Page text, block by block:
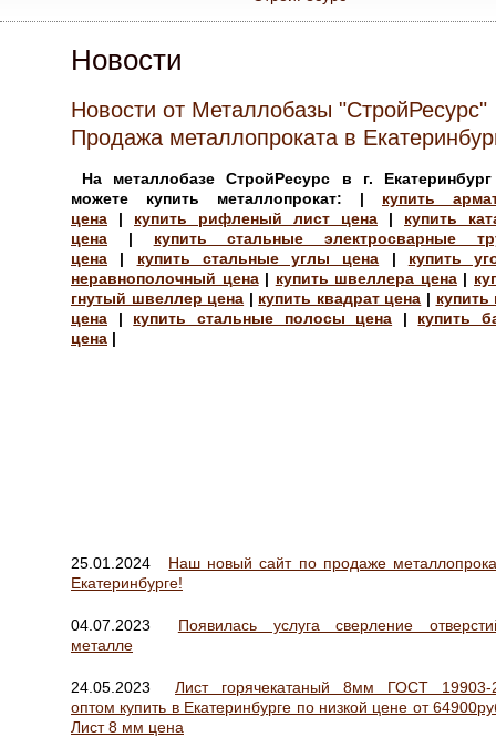
Новости
Новости от Металлобазы "СтройРесурс"
Продажа металлопроката в
На металлобазе СтройРесурс в г.
можете купить металлопрокат: | купить
цена | купить рифленый лист цена | купить
цена | купить стальные электросварные
цена | купить стальные углы цена | купить
неравнополочный цена| купить швеллера цена|
гнутый швеллер цена | купить квадрат цена | купить
цена | купить стальные полосы цена | купить
цена |
25.01.2024
Наш новый сайт по продаже
Екатеринбурге!
04.07.2023
Появилась услуга сверление
металле
24.05.2023
Лист горячекатаный 8мм ГОСТ 19903-
оптом купить в Екатеринбурге по низкой цене от
Лист 8 мм цена